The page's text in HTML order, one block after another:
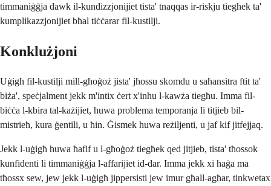
timmaniġġja dawk il-kundizzjonijiet tista' tnaqqas ir-riskju tiegħek ta'
kumplikazzjonijiet bħal tiċċarar fil-kustilji.
Konklużjoni
Uġigħ fil-kustilji mill-għoġoż jista' jħossu skomdu u saħansitra ftit ta'
biża', speċjalment jekk m'intix ċert x'inhu l-kawża tiegħu. Imma fil-
biċċa l-kbira tal-każijiet, huwa problema temporanja li titjieb bil-
mistrieħ, kura ġentili, u ħin. Ġismek huwa reżiljenti, u jaf kif jitfejjaq.
Jekk l-uġigħ huwa ħafif u l-għoġoż tiegħek qed jitjieb, tista' tħossok
kunfidenti li timmaniġġja l-affarijiet id-dar. Imma jekk xi ħaġa ma
tħossx sew, jew jekk l-uġigħ jippersisti jew imur għall-agħar, tinkwetax